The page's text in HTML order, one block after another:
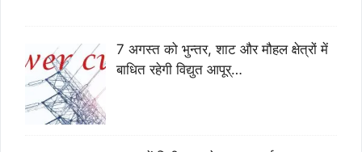
7 अगस्त को भुन्तर, शाट और मौहल क्षेत्रों में
बाधित रहेगी विद्युत आपूर्…